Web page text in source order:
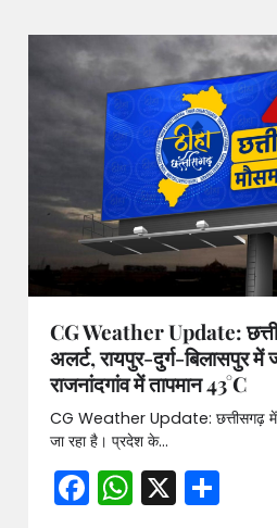
CG Weather Update:
अलर्ट, रायपुर-दुर्ग-बिलासपुर में
राजनांदगांव में तापमान 43°C
CG Weather Update: छत्तीसगढ़ में
जा रहा है। प्रदेश के…
Facebook
X